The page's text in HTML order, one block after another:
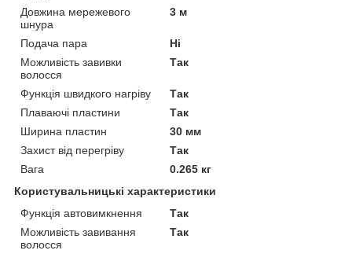
Довжина мережевого
шнура
3 м
Подача пара
Ні
Можливість завивки
волосся
Так
Функція швидкого нагріву
Так
Плаваючі пластини
Так
Ширина пластин
30 мм
Захист від перегріву
Так
Вага
0.265 кг
Користувальницькі характеристики
Функція автовимкнення
Так
Можливість завивання
волосся
Так